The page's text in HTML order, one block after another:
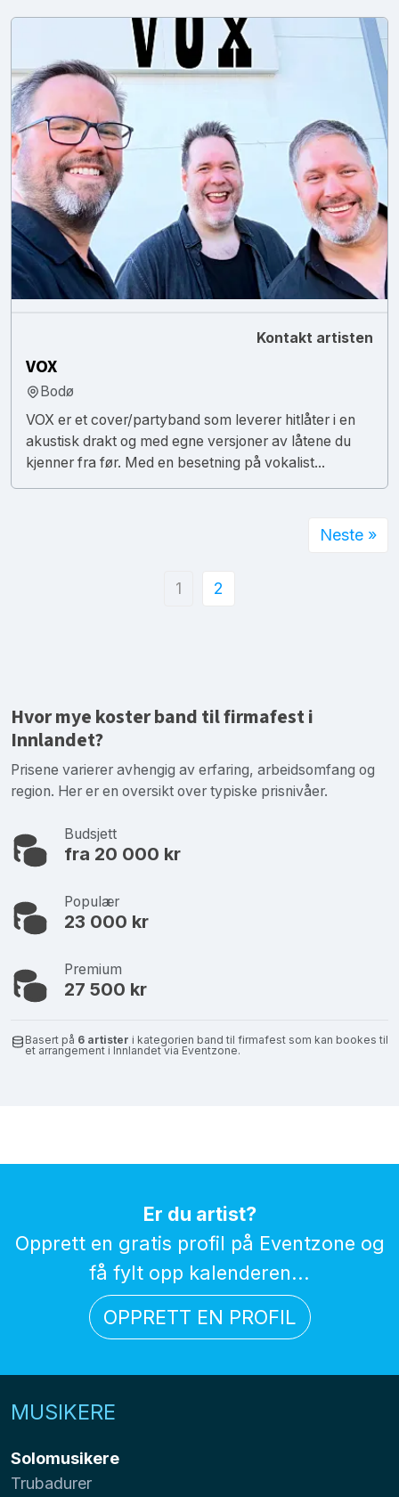
Kontakt artisten
VOX
Bodø
VOX er et cover/partyband som leverer hitlåter i en
akustisk drakt og med egne versjoner av låtene du
kjenner fra før. Med en besetning på vokalist...
1 2
Neste »
Hvor mye koster band til firmafest i
Innlandet?
Prisene varierer avhengig av erfaring, arbeidsomfang og
region. Her er en oversikt over typiske prisnivåer.
Budsjett
fra 20 000 kr
Populær
23 000 kr
Premium
27 500 kr
Basert på 6 artister i kategorien band til firmafest som kan bookes til
et arrangement i Innlandet via Eventzone.
Er du artist?
Opprett en gratis profil på Eventzone og
få fylt opp kalenderen...
OPPRETT EN PROFIL
MUSIKERE
Solomusikere
Trubadurer